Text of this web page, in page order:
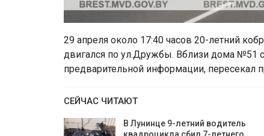
29 апреля около 17:40 часов 20-летний
двигался по ул.Дружбы. Вблизи дома №51
предварительной информации, пересекал
СЕЙЧАС ЧИТАЮТ
В Лунинце 9-летний водитель